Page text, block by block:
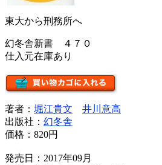
東大から刑務所へ
幻冬舎新書 ４７０
仕入元在庫あり
著者： 堀江貴文
井川意高
出版社： 幻冬舎
価格： 820円
発売日：2017年09月